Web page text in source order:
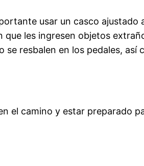
usar un casco ajustado
les ingresen objetos
resbalen en los pedales, así
el camino y estar preparado